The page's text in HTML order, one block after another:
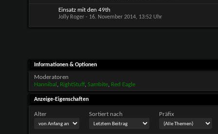
Einsatz mit den 49th
Jolly Roger- 16. November 2014, 13:52 Uhr
Informationen & Optionen
Moderatoren
Hannibal , RightStuff, Sambite, Red Eagle
Anzeige-Eigenschaften
Alter Sortiert nach Präfix